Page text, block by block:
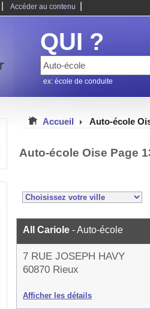
Accéder au contenu
QUI ?
ex: école de conduite
Accueil Auto-école
Auto-école Oise Page
All Cariole - Auto-école
7 RUE JOSEPH HAVY
60870 Rieux
Afficher les détails